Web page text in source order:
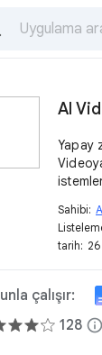
Yapay
Sahibi:
tarih:
çalışır:
128 info